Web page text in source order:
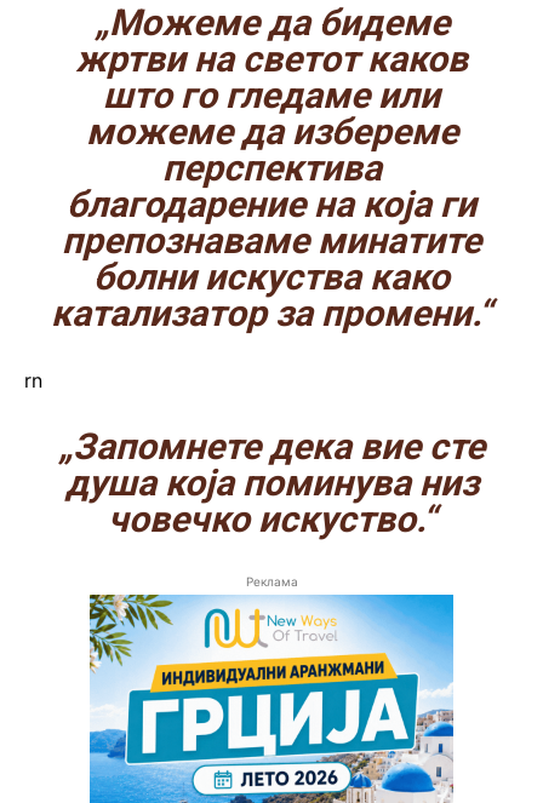
„Можеме да бидеме
жртви на светот каков
што го гледаме или
можеме да избереме
перспектива
благодарение на која ги
препознаваме минатите
болни искуства како
катализатор за промени.“
rn
„Запомнете дека вие сте
душа која поминува низ
човечко искуство.“
Реклама